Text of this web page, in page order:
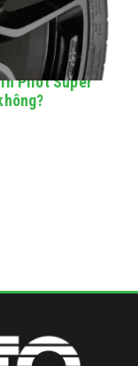
Pilot Super